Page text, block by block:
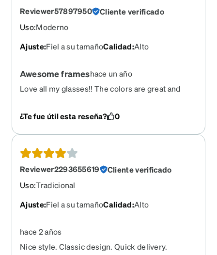
Reviewer57897950
Cliente verificado
Uso:Moderno
Ajuste:Fiel a su tamañoCalidad:Alto
Awesome frameshace un año
Love all my glasses!! The colors are great and
¿Te fue útil esta reseña? 0
Reviewer2293655619
Cliente verificado
Uso:Tradicional
Ajuste:Fiel a su tamañoCalidad:Alto
hace 2 años
Nice style. Classic design. Quick delivery.